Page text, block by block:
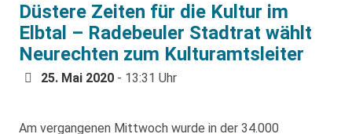
Düstere Zeiten für die Kultur im
Elbtal – Radebeuler Stadtrat wählt
Neurechten zum Kulturamtsleiter
25. Mai 2020 - 13:31 Uhr
Am vergangenen Mittwoch wurde in der 34.000